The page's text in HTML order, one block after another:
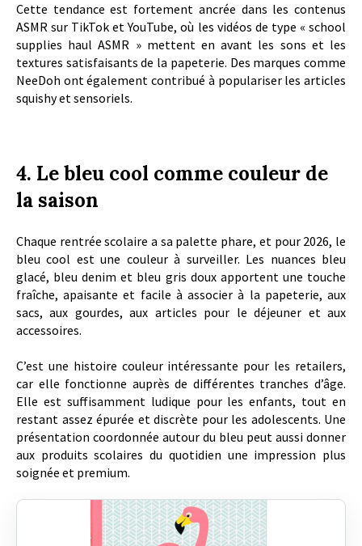
Cette tendance est fortement ancrée dans les contenus
ASMR sur TikTok et YouTube, où les vidéos de type « school
supplies haul ASMR » mettent en avant les sons et les
textures satisfaisants de la papeterie. Des marques comme
NeeDoh ont également contribué à populariser les articles
squishy et sensoriels.
4. Le bleu cool comme couleur de
la saison
Chaque rentrée scolaire a sa palette phare, et pour 2026, le
bleu cool est une couleur à surveiller. Les nuances bleu
glacé, bleu denim et bleu gris doux apportent une touche
fraîche, apaisante et facile à associer à la papeterie, aux
sacs, aux gourdes, aux articles pour le déjeuner et aux
accessoires.
C’est une histoire couleur intéressante pour les retailers,
car elle fonctionne auprès de différentes tranches d’âge.
Elle est suffisamment ludique pour les enfants, tout en
restant assez épurée et discrète pour les adolescents. Une
présentation coordonnée autour du bleu peut aussi donner
aux produits scolaires du quotidien une impression plus
soignée et premium.